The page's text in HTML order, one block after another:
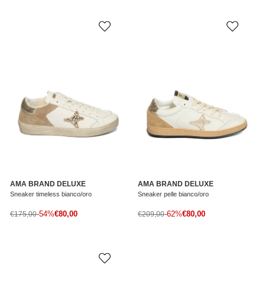
AMA BRAND DELUXE
Sneaker timeless bianco/oro
Prezzo di vendita
€80,00
Prezzo normale
€175,00-54%
AMA BRAND DELUXE
Sneaker pelle bianco/oro
Prezzo di vendita
€80,00
Prezzo normale
€209,00-62%